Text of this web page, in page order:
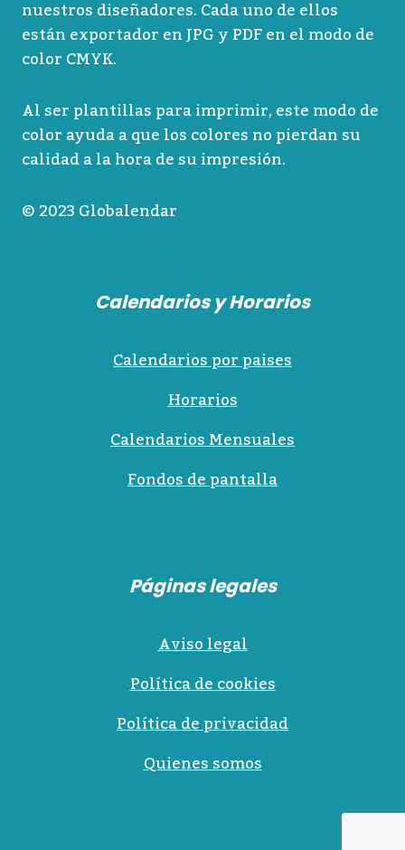
nuestros diseñadores. Cada uno de ellos
están exportador en JPG y PDF en el modo de
color CMYK.
Al ser plantillas para imprimir, este modo de
color ayuda a que los colores no pierdan su
calidad a la hora de su impresión.
© 2023 Globalendar
Calendarios y Horarios
Calendarios por paises
Horarios
Calendarios Mensuales
Fondos de pantalla
Páginas legales
Aviso legal
Política de cookies
Política de privacidad
Quienes somos